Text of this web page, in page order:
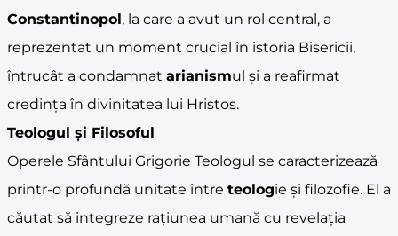
Constantinopol, la care a avut un rol central, a
reprezentat un moment crucial în istoria Bisericii,
întrucât a condamnat arianismul și a reafirmat
credința în divinitatea lui Hristos.
Teologul și Filosoful
Operele Sfântului Grigorie Teologul se caracterizează
printr-o profundă unitate între teologie și filozofie. El a
căutat să integreze rațiunea umană cu revelația